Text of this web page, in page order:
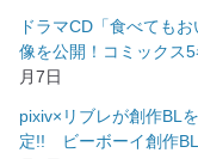
ドラマCD「食べても
像を公開！コミックス
月7日
pixiv×リブレが創作BL
定!! ビーボーイ創作BL